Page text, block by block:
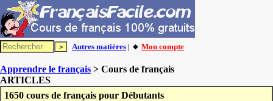
Autres matières | 🔸 Mon compte
Apprendre le français > Cours de français
ARTICLES
1650 cours de français pour Débutants